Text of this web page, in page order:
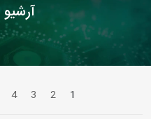
1
2
3
4